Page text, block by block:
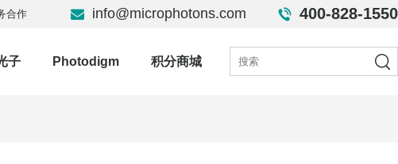
合作 info@microphotons.com 400-828-1550
子 Photodigm 积分商城